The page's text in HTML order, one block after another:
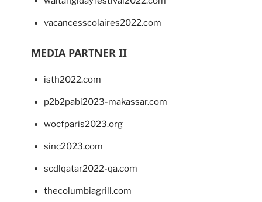
vacancesscolaires2022.com
MEDIA PARTNER II
isth2022.com
p2b2pabi2023-makassar.com
wocfparis2023.org
sinc2023.com
scdlqatar2022-qa.com
thecolumbiagrill.com